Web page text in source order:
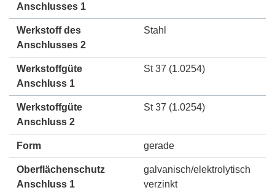
Anschlusses 1
Werkstoff des
Anschlusses 2
Stahl
Werkstoffgüte
Anschluss 1
St 37 (1.0254)
Werkstoffgüte
Anschluss 2
St 37 (1.0254)
Form gerade
Oberflächenschutz
Anschluss 1
galvanisch/elektrolytisch
verzinkt